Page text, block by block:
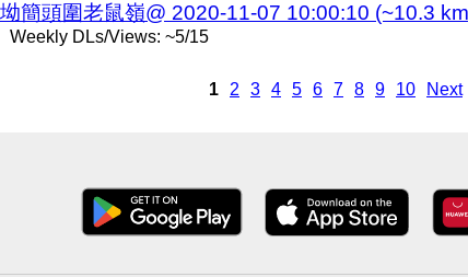
簡頭圍老鼠嶺@ 2020-11-07 10:00:10 (~10.3
Weekly DLs/Views: ~5/15
1 2 3 4 5 6 7 8 9 10 Next